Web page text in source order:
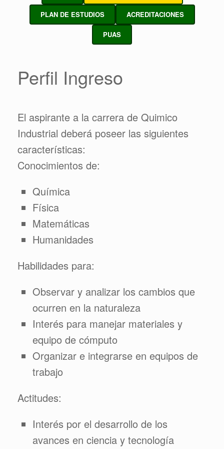
PLAN DE ESTUDIOS ACREDITACIONES
PUAS
Perfil Ingreso
El aspirante a la carrera de Quimico
Industrial deberá poseer las siguientes
características:
Conocimientos de:
Química
Física
Matemáticas
Humanidades
Habilidades para:
Observar y analizar los cambios que
ocurren en la naturaleza
Interés para manejar materiales y
equipo de cómputo
Organizar e integrarse en equipos de
trabajo
Actitudes:
Interés por el desarrollo de los
avances en ciencia y tecnología